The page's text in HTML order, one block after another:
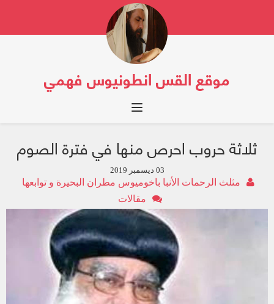
موقع القس انطونيوس فهمي
Toggle navigation
ثلاثة حروب احرص منها في فترة الصوم
03 ديسمبر 2019
مثلث الرحمات الأنبا باخوميوس مطران البحيرة و توابعها
مقالات